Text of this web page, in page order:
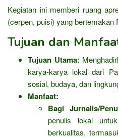
Kegiatan ini memberi ruang
(cerpen, puisi) yang bertemakan
Tujuan dan
Tujuan Utama:
karya-karya lokal dari
sosial, budaya, dan
Manfaat:
Bagi Jurnalis/
penulis lokal
berkualitas,